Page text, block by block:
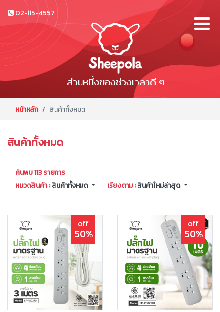
02-115-4557
ส่วนหนึ่งของช่วงเวลาดี ๆ
หน้าหลัก สินค้าทั้งหมด
สินค้าทั้งหมด
ค้นพบ 113 รายการ
หมวดสินค้า: สินค้าทั้งหมด เรียงตาม: สินค้าใหม่ล่าสุด
off
50%
off
50%